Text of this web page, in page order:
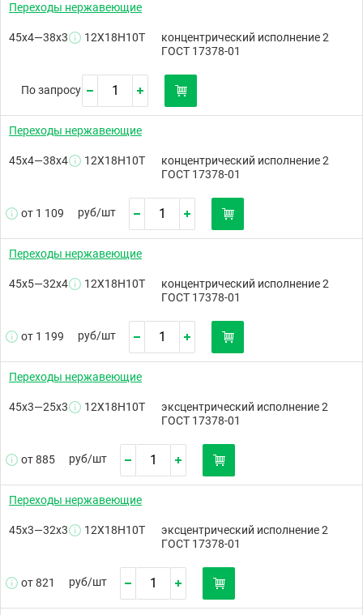
Переходы нержавеющие
45х4—38х3 12Х18Н10Т
концентрический исполнение 2
ГОСТ 17378-01
По запросу
Переходы нержавеющие
45х4—38х4 12Х18Н10Т
концентрический исполнение 2
ГОСТ 17378-01
от 1 109 руб/шт
Переходы нержавеющие
45х5—32х4 12Х18Н10Т
концентрический исполнение 2
ГОСТ 17378-01
от 1 199 руб/шт
Переходы нержавеющие
45х3—25х3 12Х18Н10Т
эксцентрический исполнение 2
ГОСТ 17378-01
от 885 руб/шт
Переходы нержавеющие
45х3—32х3 12Х18Н10Т
эксцентрический исполнение 2
ГОСТ 17378-01
от 821 руб/шт